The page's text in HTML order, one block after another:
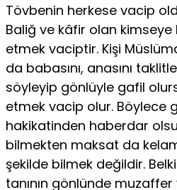
Tövbenin herkese vacip
Baliğ ve kâfir olan
etmek vaciptir. Kişi
da babasını, anasını
söyleyip gönlüyle gafil
etmek vacip olur. Böylece
hakikatinden haberdar
bilmekten maksat da
şekilde bilmek değildir.
tanının gönlünde muzaffer